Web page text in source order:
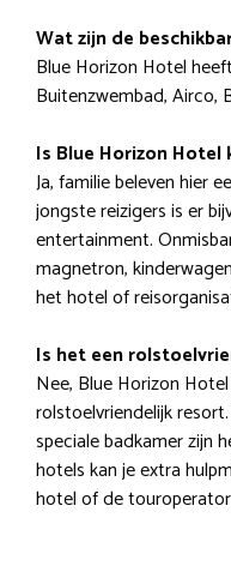
Wat zijn de
Blue Horizon Hotel
Buitenzwembad, Airco,
Is Blue Horizon Hotel
Ja, familie beleven hier
jongste reizigers is er
entertainment.
magnetron,
het hotel of
Is het een
Nee, Blue Horizon
rolstoelvriendelijk
speciale badkamer zijn
hotels kan je extra
hotel of de